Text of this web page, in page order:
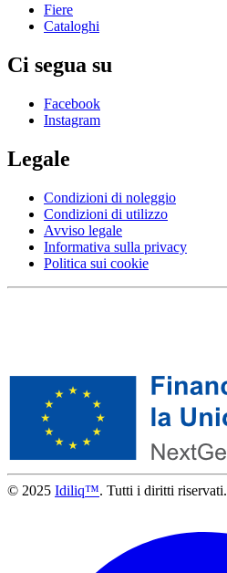
Fiere
Cataloghi
Ci segua su
Facebook
Instagram
Legale
Condizioni di noleggio
Condizioni di utilizzo
Avviso legale
Informativa sulla privacy
Politica sui cookie
© 2025 Idiliq™. Tutti i diritti riservati.